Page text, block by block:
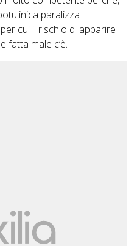
paralizza
cui il rischio di apparire
fatta male c’è.